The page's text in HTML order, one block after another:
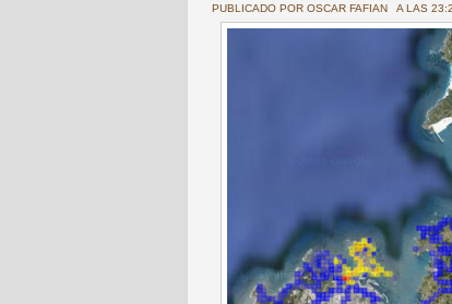
PUBLICADO POR OSCAR FAFIAN A LAS